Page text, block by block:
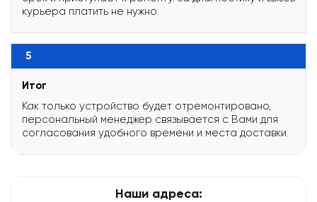
курьера платить не нужно.
5
Итог
Как только устройство будет отремонтировано,
персональный менеджер связывается с Вами для
согласования удобного времени и места доставки.
Наши адреса: